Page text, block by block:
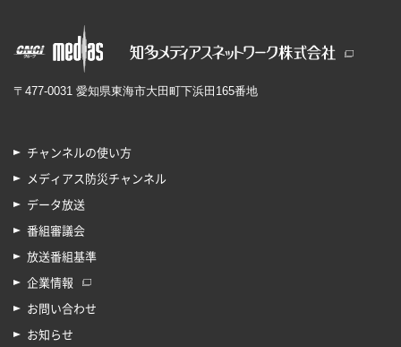
〒477-0031 愛知県東海市大田町下浜田165番地
チャンネルの使い方
メディアス防災チャンネル
データ放送
番組審議会
放送番組基準
企業情報
お問い合わせ
お知らせ